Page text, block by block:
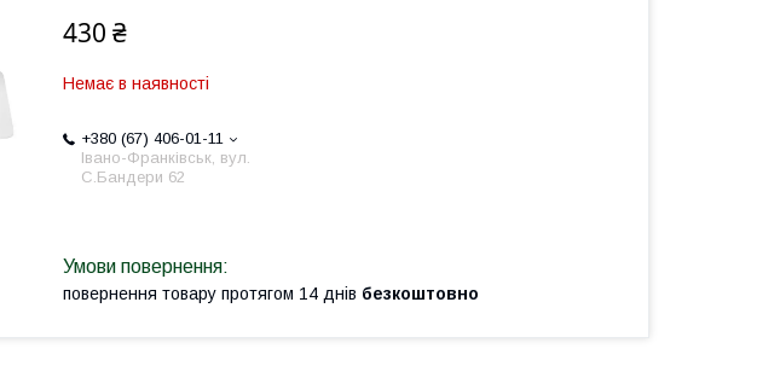
430 ₴
Немає в наявності
+380 (67) 406-01-11
Івано-Франківськ, вул.
С.Бандери 62
повернення товару протягом 14 днів безкоштовно